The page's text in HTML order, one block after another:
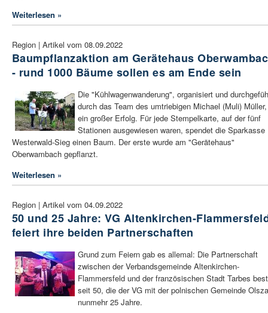
Weiterlesen »
Region | Artikel vom 08.09.2022
Baumpflanzaktion am Gerätehaus
- rund 1000 Bäume sollen es am Ende sein
Die "Kühlwagenwanderung", organisiert und
durch das Team des umtriebigen Michael (Muli)
ein großer Erfolg. Für jede Stempelkarte, auf der fünf
Stationen ausgewiesen waren, spendet die Sparkasse
Westerwald-Sieg einen Baum. Der erste wurde am "Gerätehaus"
Oberwambach gepflanzt.
Weiterlesen »
Region | Artikel vom 04.09.2022
50 und 25 Jahre: VG Altenkirchen-
feiert ihre beiden Partnerschaften
Grund zum Feiern gab es allemal: Die Partnerschaft
zwischen der Verbandsgemeinde Altenkirchen-
Flammersfeld und der französischen Stadt Tarbes
seit 50, die der VG mit der polnischen Gemeinde
nunmehr 25 Jahre.